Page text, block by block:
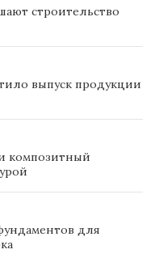
строительство
выпуск продукции
композитный
для